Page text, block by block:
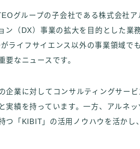
グループの子会社である株式会社
ン（DX）事業の拡大を目的とした業
ライフサイエンス以外の事業領域で
要なニュースです。
企業に対してコンサルティングサー
実績を持っています。一方、アルネ
つ「KIBIT」の活用ノウハウを活か